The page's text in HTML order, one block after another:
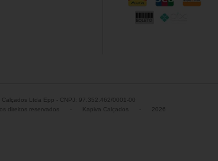
Calçados Ltda Epp - CNPJ: 97.352.462/0001-00
direitos reservados
- Kapiva Calçados - 2026